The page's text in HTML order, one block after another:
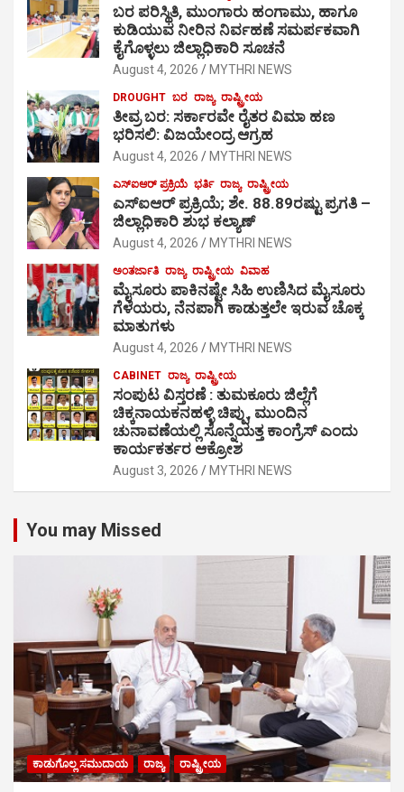
ಬರ ಪರಿಸ್ಥಿತಿ, ಮುಂಗಾರು ಹಂಗಾಮು, ಹಾಗೂ
ಕುಡಿಯುವ ನೀರಿನ ನಿರ್ವಹಣೆ ಸಮರ್ಪಕವಾಗಿ
ಕೈಗೊಳ್ಳಲು ಜಿಲ್ಲಾಧಿಕಾರಿ ಸೂಚನೆ
August 4, 2026 MYTHRI NEWS
DROUGHT ಬರ ರಾಜ್ಯ ರಾಷ್ಟ್ರೀಯ
ತೀವ್ರ ಬರ: ಸರ್ಕಾರವೇ ರೈತರ ವಿಮಾ ಹಣ
ಭರಿಸಲಿ: ವಿಜಯೇಂದ್ರ ಆಗ್ರಹ
August 4, 2026 MYTHRI NEWS
ಎಸ್‍ಐಆರ್ ಪ್ರಕ್ರಿಯೆ ಭರ್ತಿ ರಾಜ್ಯ ರಾಷ್ಟ್ರೀಯ
ಎಸ್‍ಐಆರ್ ಪ್ರಕ್ರಿಯೆ; ಶೇ. 88.89ರಷ್ಟು ಪ್ರಗತಿ –
ಜಿಲ್ಲಾಧಿಕಾರಿ ಶುಭ ಕಲ್ಯಾಣ್
August 4, 2026 MYTHRI NEWS
ಅಂತರ್ಜಾತಿ ರಾಜ್ಯ ರಾಷ್ಟ್ರೀಯ ವಿವಾಹ
ಮೈಸೂರು ಪಾಕಿನಷ್ಟೇ ಸಿಹಿ ಉಣಿಸಿದ ಮೈಸೂರು
ಗೆಳೆಯರು, ನೆನಪಾಗಿ ಕಾಡುತ್ತಲೇ ಇರುವ ಚೊಕ್ಕ
ಮಾತುಗಳು
August 4, 2026 MYTHRI NEWS
CABINET ರಾಜ್ಯ ರಾಷ್ಟ್ರೀಯ
ಸಂಪುಟ ವಿಸ್ತರಣೆ : ತುಮಕೂರು ಜಿಲ್ಲೆಗೆ
ಚಿಕ್ಕನಾಯಕನಹಳ್ಳಿ ಚಿಪ್ಪು, ಮುಂದಿನ
ಚುನಾವಣೆಯಲ್ಲಿ ಸೊನ್ನೆಯತ್ತ ಕಾಂಗ್ರೆಸ್ ಎಂದು
ಕಾರ್ಯಕರ್ತರ ಆಕ್ರೋಶ
August 3, 2026 MYTHRI NEWS
You may Missed
ಕಾಡುಗೊಲ್ಲ ಸಮುದಾಯ ರಾಜ್ಯ ರಾಷ್ಟ್ರೀಯ